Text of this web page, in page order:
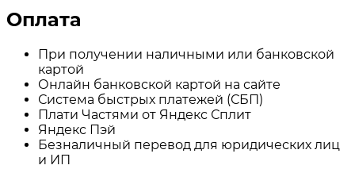
Оплата
При получении наличными или банковской
картой
Онлайн банковской картой на сайте
Система быстрых платежей (СБП)
Плати Частями от Яндекс Сплит
Яндекс Пэй
Безналичный перевод для юридических лиц
и ИП